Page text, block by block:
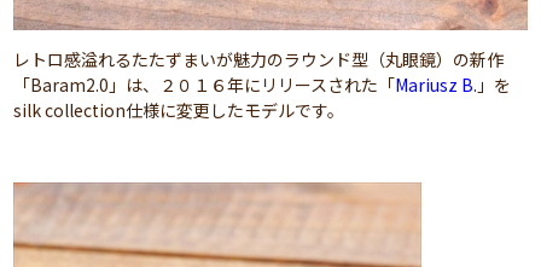
レトロ感溢れるたたずまいが魅力のラウンド型（丸眼鏡）の新作
「Baram2.0」は、２０１６年にリリースされた「Mariusz B. 」を
silk collection仕様に変更したモデルです。